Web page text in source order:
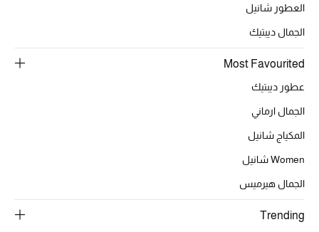
العطور شانيل
الجمال ديبتيك
Most Favourited
عطور ديبتيك
الجمال ارماني
المكياج شانيل
Women شانيل
الجمال هيرميس
Trending